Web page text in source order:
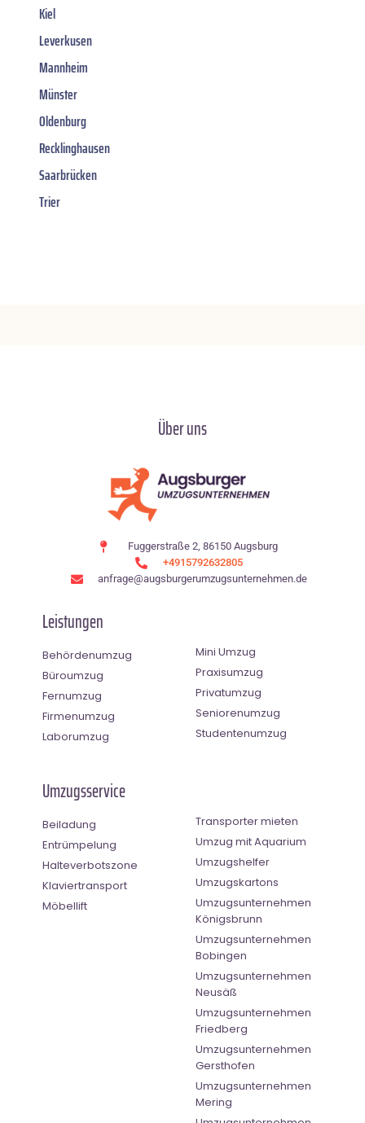
Kiel
Leverkusen
Mannheim
Münster
Oldenburg
Recklinghausen
Saarbrücken
Trier
Über uns
Fuggerstraße 2, 86150 Augsburg
+4915792632805
anfrage@augsburgerumzugsunternehmen.de
Leistungen
Behördenumzug
Büroumzug
Fernumzug
Firmenumzug
Laborumzug
Mini Umzug
Praxisumzug
Privatumzug
Seniorenumzug
Studentenumzug
Umzugsservice
Beiladung
Entrümpelung
Halteverbotszone
Klaviertransport
Möbellift
Transporter mieten
Umzug mit Aquarium
Umzugshelfer
Umzugskartons
Umzugsunternehmen
Königsbrunn
Umzugsunternehmen
Bobingen
Umzugsunternehmen
Neusäß
Umzugsunternehmen
Friedberg
Umzugsunternehmen
Gersthofen
Umzugsunternehmen
Mering